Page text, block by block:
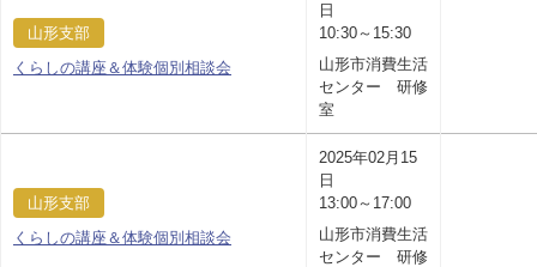
山形支部
くらしの講座＆体験個別相談会
日
10:30～15:30
山形市消費生活
センター 研修
室
山形支部
くらしの講座＆体験個別相談会
2025年02月15
日
13:00～17:00
山形市消費生活
センター 研修